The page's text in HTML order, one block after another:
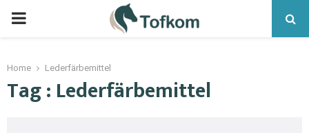
Home Lederfärbemittel
Tag : Lederfärbemittel